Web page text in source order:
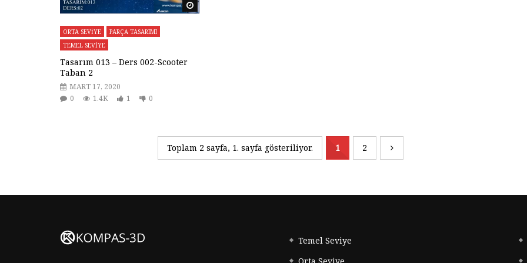
Daha sonra izle
ORTA SEVİYE
PARÇA TASARIMI
TEMEL SEVİYE
Tasarım 013 – Ders 002-Scooter
Taban 2
MART 17, 2020
0
1.4K 1 0
Toplam 2 sayfa, 1. sayfa gösteriliyor. 1 2
Temel Seviye